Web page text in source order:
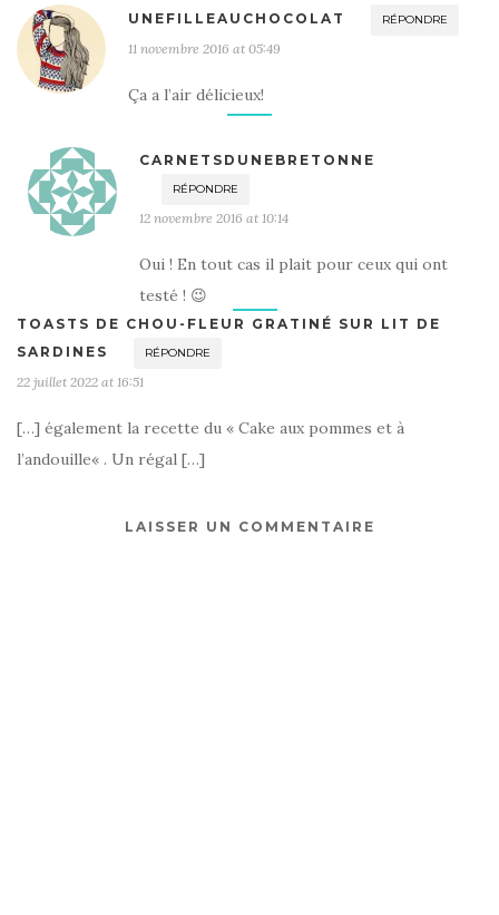
UNEFILLEAUCHOCOLAT RÉPONDRE
11 novembre 2016 at 05:49
Ça a l’air délicieux!
CARNETSDUNEBRETONNE
RÉPONDRE
12 novembre 2016 at 10:14
Oui ! En tout cas il plait pour ceux qui ont
testé ! 😉
TOASTS DE CHOU-FLEUR GRATINÉ SUR LIT DE
SARDINES
RÉPONDRE
22 juillet 2022 at 16:51
[…] également la recette du « Cake aux pommes et à
l’andouille« . Un régal […]
LAISSER UN COMMENTAIRE